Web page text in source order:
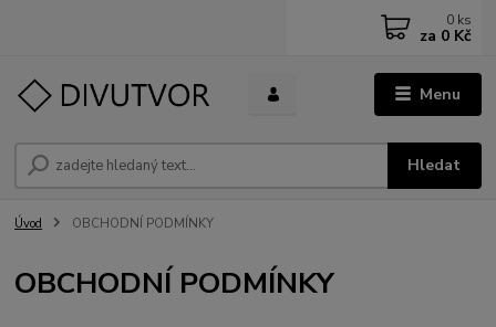
Menu
Hledat
0 ks
za 0 Kč
Úvod OBCHODNÍ PODMÍNKY
OBCHODNÍ PODMÍNKY